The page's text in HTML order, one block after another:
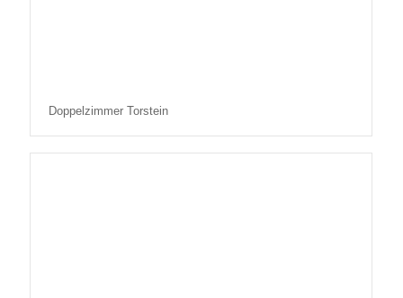
Doppelzimmer Torstein